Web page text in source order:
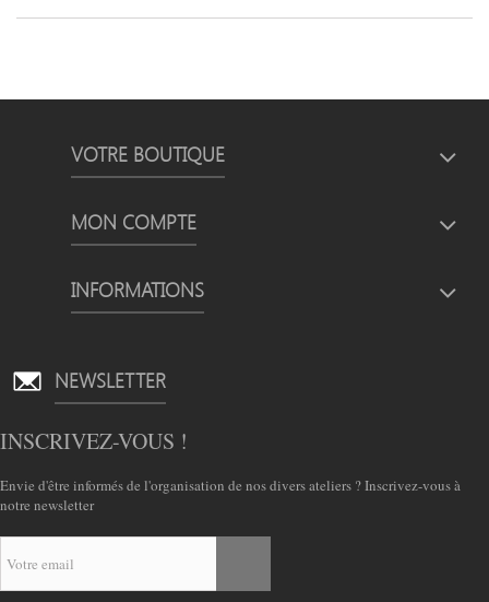
VOTRE BOUTIQUE
MON COMPTE
INFORMATIONS
NEWSLETTER
INSCRIVEZ-VOUS !
Envie d'être informés de l'organisation de nos divers ateliers ? Inscrivez-vous à
notre newsletter